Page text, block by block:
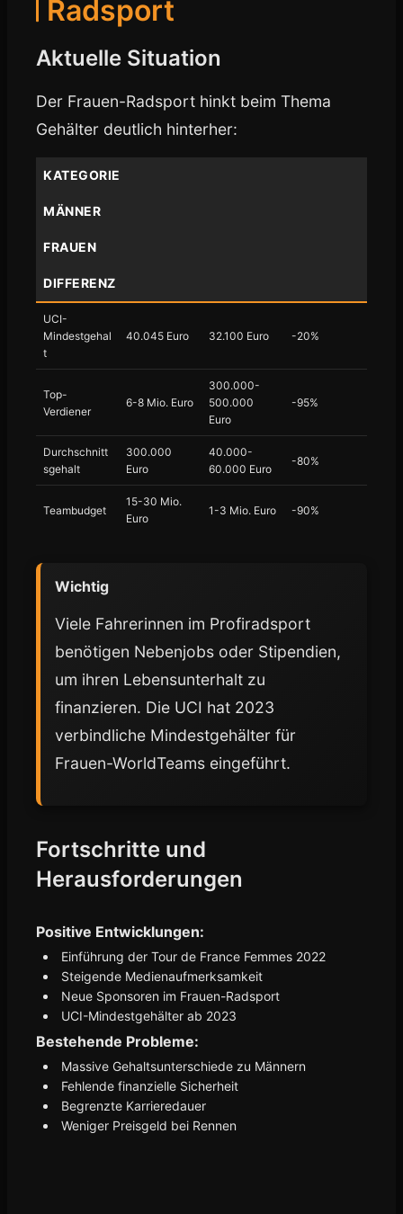
Radsport
Aktuelle Situation
Der Frauen-Radsport hinkt beim Thema
Gehälter deutlich hinterher:
KATEGORIE
MÄNNER
FRAUEN
DIFFERENZ
UCI-
Mindestgehal
t
40.045 Euro 32.100 Euro -20%
Top-
Verdiener
6-8 Mio. Euro
300.000-
500.000
Euro
-95%
Durchschnitt
sgehalt
300.000
Euro
40.000-
60.000 Euro
-80%
Teambudget
15-30 Mio.
Euro
1-3 Mio. Euro -90%
Wichtig
Viele Fahrerinnen im Profiradsport
benötigen Nebenjobs oder Stipendien,
um ihren Lebensunterhalt zu
finanzieren. Die UCI hat 2023
verbindliche Mindestgehälter für
Frauen-WorldTeams eingeführt.
Fortschritte und
Herausforderungen
Positive Entwicklungen:
Einführung der Tour de France Femmes 2022
Steigende Medienaufmerksamkeit
Neue Sponsoren im Frauen-Radsport
UCI-Mindestgehälter ab 2023
Bestehende Probleme:
Massive Gehaltsunterschiede zu Männern
Fehlende finanzielle Sicherheit
Begrenzte Karrieredauer
Weniger Preisgeld bei Rennen